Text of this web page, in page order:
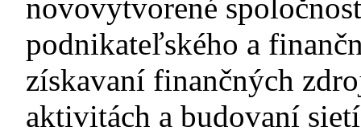
novovytvorené
podnikateľského a
získavaní finančných
aktivitách a budovaní sietí